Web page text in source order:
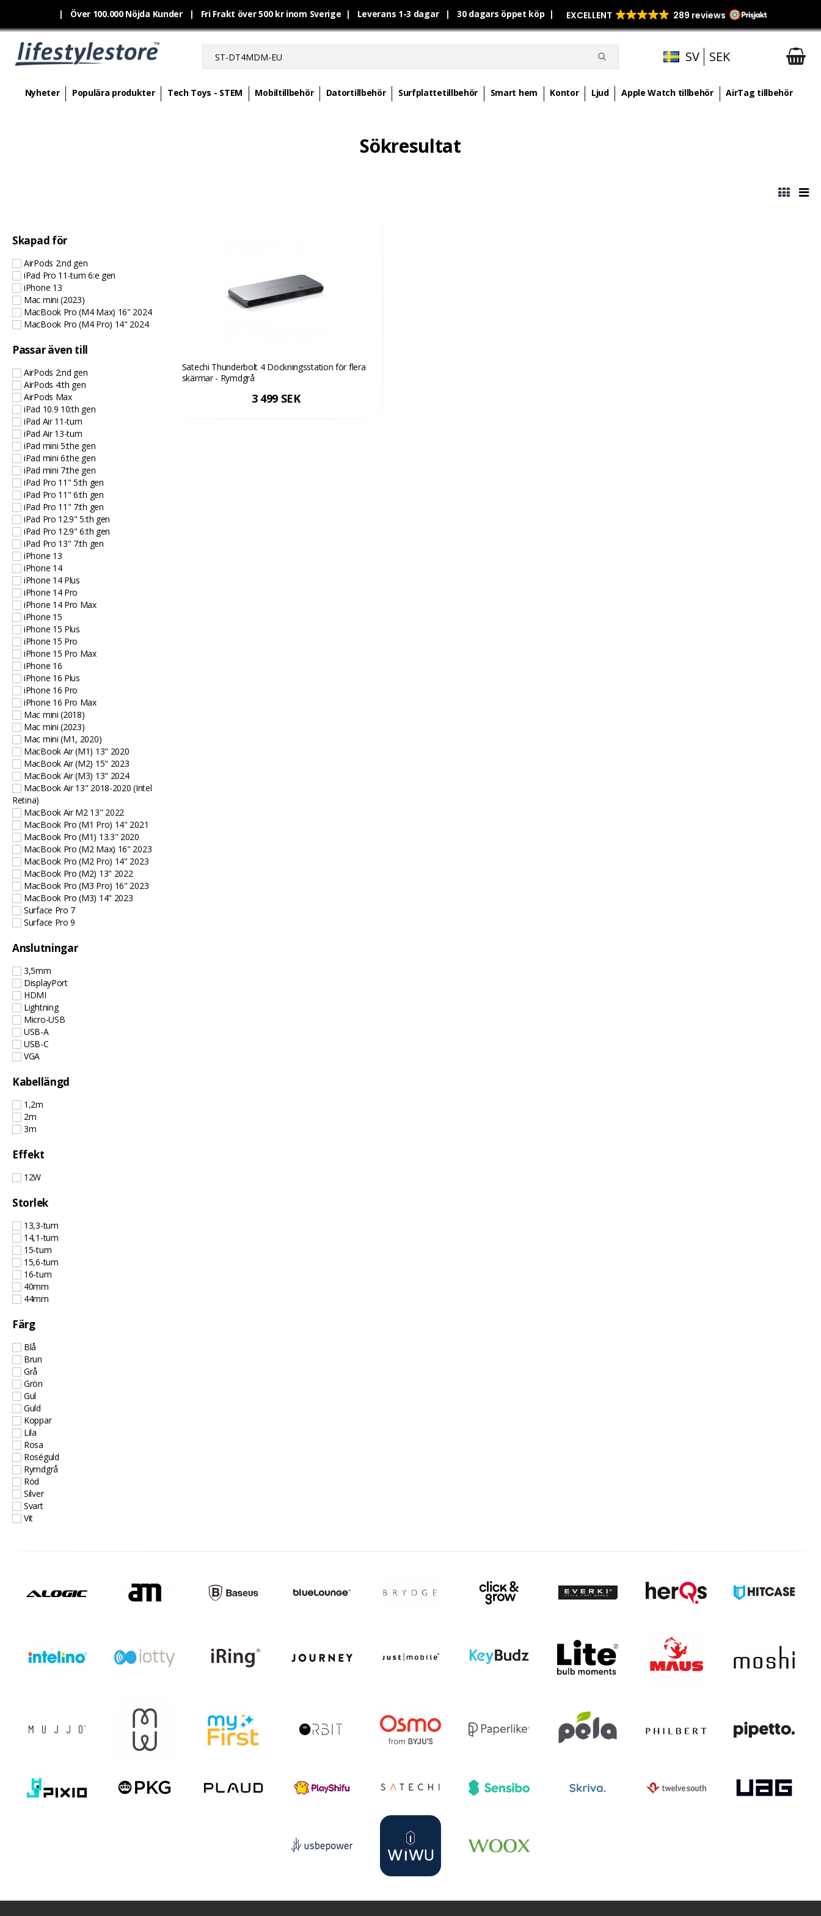
| Över 100.000 Nöjda Kunder | Fri Frakt över 500 kr inom Sverige | Leverans 1-3 dagar | 30 dagars öppet köp |
SV SEK
Nyheter Populära produkter Tech Toys - STEM Mobiltillbehör Datortillbehör Surfplattetillbehör Smart hem Kontor Ljud Apple Watch tillbehör AirTag tillbehör
Sökresultat
Skapad för
AirPods 2:nd gen
iPad Pro 11-tum 6:e gen
iPhone 13
Mac mini (2023)
MacBook Pro (M4 Max) 16" 2024
MacBook Pro (M4 Pro) 14" 2024
Passar även till
AirPods 2:nd gen
AirPods 4:th gen
AirPods Max
iPad 10.9 10:th gen
iPad Air 11-tum
iPad Air 13-tum
iPad mini 5:the gen
iPad mini 6:the gen
iPad mini 7:the gen
iPad Pro 11" 5:th gen
iPad Pro 11" 6:th gen
iPad Pro 11" 7:th gen
iPad Pro 12.9" 5:th gen
iPad Pro 12.9" 6:th gen
iPad Pro 13" 7:th gen
iPhone 13
iPhone 14
iPhone 14 Plus
iPhone 14 Pro
iPhone 14 Pro Max
iPhone 15
iPhone 15 Plus
iPhone 15 Pro
iPhone 15 Pro Max
iPhone 16
iPhone 16 Plus
iPhone 16 Pro
iPhone 16 Pro Max
Mac mini (2018)
Mac mini (2023)
Mac mini (M1, 2020)
MacBook Air (M1) 13" 2020
MacBook Air (M2) 15" 2023
MacBook Air (M3) 13" 2024
MacBook Air 13" 2018-2020 (Intel
Retina)
MacBook Air M2 13" 2022
MacBook Pro (M1 Pro) 14" 2021
MacBook Pro (M1) 13.3" 2020
MacBook Pro (M2 Max) 16" 2023
MacBook Pro (M2 Pro) 14" 2023
MacBook Pro (M2) 13" 2022
MacBook Pro (M3 Pro) 16" 2023
MacBook Pro (M3) 14" 2023
Surface Pro 7
Surface Pro 9
Anslutningar
3,5mm
DisplayPort
HDMI
Lightning
Micro-USB
USB-A
USB-C
VGA
Kabellängd
1,2m
2m
3m
Effekt
12W
Storlek
13,3-tum
14,1-tum
15-tum
15,6-tum
16-tum
40mm
44mm
Färg
Blå
Brun
Grå
Grön
Gul
Guld
Koppar
Lila
Rosa
Roséguld
Rymdgrå
Röd
Silver
Svart
Vit
Satechi Thunderbolt 4 Dockningsstation för flera
skärmar - Rymdgrå
3 499 SEK